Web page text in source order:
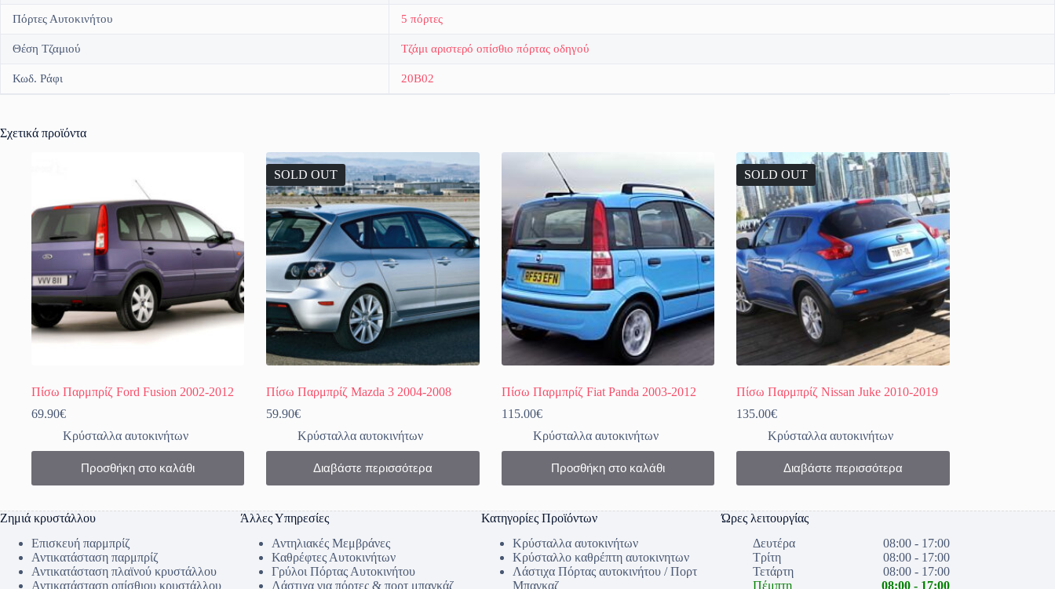
Πόρτες Αυτοκινήτου 5 πόρτες
Θέση Τζαμιού Τζάμι αριστερό οπίσθιο πόρτας οδηγού
Κωδ. Ράφι 20B02
Σχετικά προϊόντα
Πίσω Παρμπρίζ Ford Fusion 2002-2012
69.90€
Κρύσταλλα αυτοκινήτων
Προσθήκη στο καλάθι
SOLD OUT
Πίσω Παρμπρίζ Mazda 3 2004-2008
59.90€
Κρύσταλλα αυτοκινήτων
Διαβάστε περισσότερα
Πίσω Παρμπρίζ Fiat Panda 2003-2012
115.00€
Κρύσταλλα αυτοκινήτων
Προσθήκη στο καλάθι
SOLD OUT
Πίσω Παρμπρίζ Nissan Juke 2010-2019
135.00€
Κρύσταλλα αυτοκινήτων
Διαβάστε περισσότερα
Ζημιά κρυστάλλου
Επισκευή παρμπρίζ
Αντικατάσταση παρμπρίζ
Αντικατάσταση πλαϊνού κρυστάλλου
Αντικατάσταση οπίσθιου κρυστάλλου
Άλλες Υπηρεσίες
Αντηλιακές Μεμβράνες
Καθρέφτες Αυτοκινήτων
Γρύλοι Πόρτας Αυτοκινήτου
Λάστιχα για πόρτες & πορτ μπαγκάζ
Κατηγορίες Προϊόντων
Κρύσταλλα αυτοκινήτων
Κρύσταλλο καθρέπτη αυτοκινητων
Λάστιχα Πόρτας αυτοκινήτου / Πορτ
Μπαγκαζ
Ώρες λειτουργίας
Δευτέρα
08:00 - 17:00
Τρίτη
08:00 - 17:00
Τετάρτη
08:00 - 17:00
Πέμπτη
08:00 - 17:00